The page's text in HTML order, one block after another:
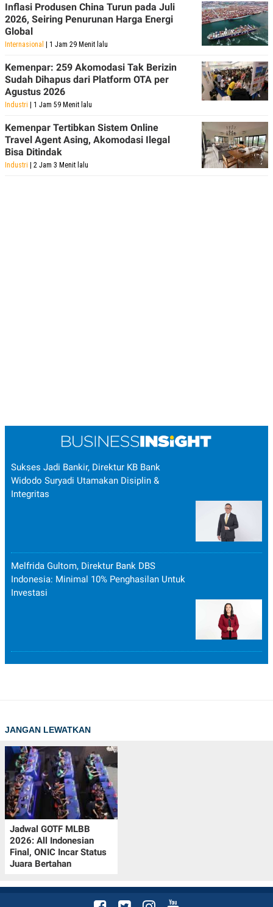
Inflasi Produsen China Turun pada Juli
2026, Seiring Penurunan Harga Energi
Global
Internasional | 1 Jam 29 Menit lalu
Kemenpar: 259 Akomodasi Tak Berizin
Sudah Dihapus dari Platform OTA per
Agustus 2026
Industri | 1 Jam 59 Menit lalu
Kemenpar Tertibkan Sistem Online
Travel Agent Asing, Akomodasi Ilegal
Bisa Ditindak
Industri | 2 Jam 3 Menit lalu
Sukses Jadi Bankir, Direktur KB Bank
Widodo Suryadi Utamakan Disiplin &
Integritas
Melfrida Gultom, Direktur Bank DBS
Indonesia: Minimal 10% Penghasilan Untuk
Investasi
JANGAN LEWATKAN
Jadwal GOTF MLBB
2026: All Indonesian
Final, ONIC Incar Status
Juara Bertahan